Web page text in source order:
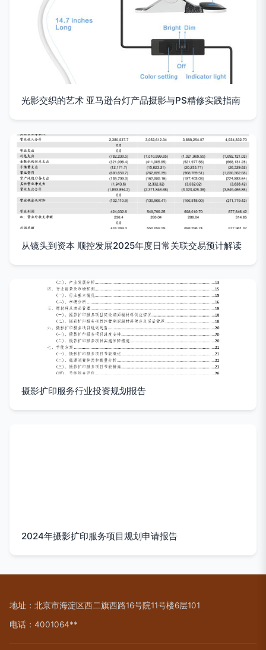
光影交织的艺术 亚马逊台灯产品摄影与PS精修实践指南
从镜头到资本 顺控发展2025年度日常关联交易预计解读
摄影扩印服务行业投资规划报告
2024年摄影扩印服务项目规划申请报告
地址：北京市海淀区西二旗西路16号院11号楼6层101
电话：4001064**